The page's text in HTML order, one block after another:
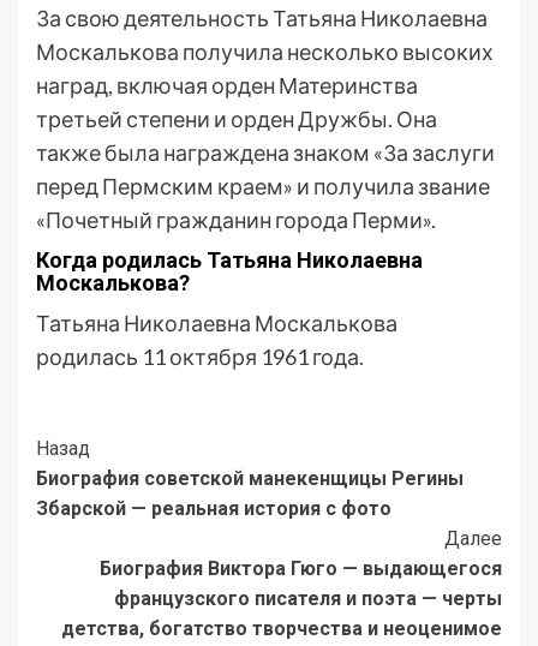
За свою деятельность Татьяна Николаевна
Москалькова получила несколько высоких
наград, включая орден Материнства
третьей степени и орден Дружбы. Она
также была награждена знаком «За заслуги
перед Пермским краем» и получила звание
«Почетный гражданин города Перми».
Когда родилась Татьяна Николаевна
Москалькова?
Татьяна Николаевна Москалькова
родилась 11 октября 1961 года.
Post
Navigation
Назад
Биография советской манекенщицы Регины
Збарской — реальная история с фото
Далее
Биография Виктора Гюго — выдающегося
французского писателя и поэта — черты
детства, богатство творчества и неоценимое